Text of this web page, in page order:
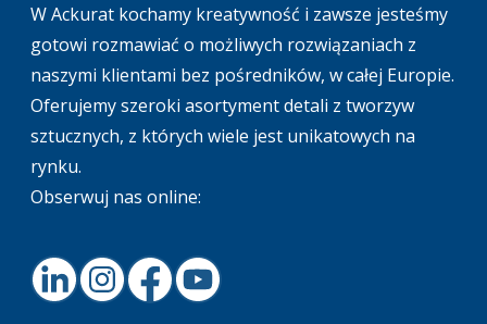
W Ackurat kochamy kreatywność i zawsze jesteśmy
gotowi rozmawiać o możliwych rozwiązaniach z
naszymi klientami bez pośredników, w całej Europie.
Oferujemy szeroki asortyment detali z tworzyw
sztucznych, z których wiele jest unikatowych na
rynku.
Obserwuj nas online:
LinkedInInstagramFacebookYoutube